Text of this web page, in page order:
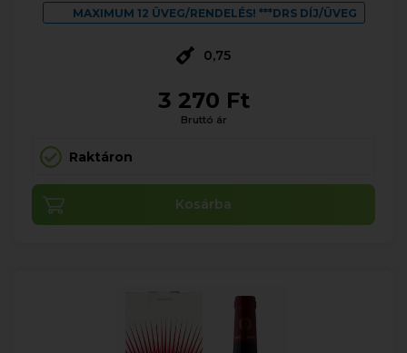
MAXIMUM 12 ÜVEG/RENDELÉS! ***DRS DÍJ/ÜVEG
0,75
3 270 Ft
Bruttó ár
Raktáron
Kosárba